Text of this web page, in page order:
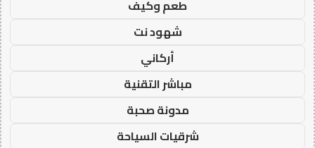
طعم وكيف
شهود نت
أركاني
مباشر التقنية
مدونة صحبة
شرقيات السياحة